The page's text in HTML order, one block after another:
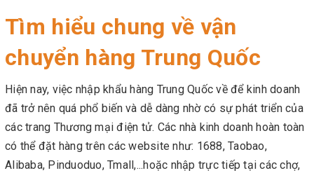
Tìm hiểu chung về vận
chuyển hàng Trung Quốc
Hiện nay, việc nhập khẩu hàng Trung Quốc về để kinh doanh
đã trở nên quá phổ biến và dễ dàng nhờ có sự phát triển của
các trang Thương mại điện tử. Các nhà kinh doanh hoàn toàn
có thể đặt hàng trên các website như: 1688, Taobao,
Alibaba, Pinduoduo, Tmall,...hoặc nhập trực tiếp tại các chợ,